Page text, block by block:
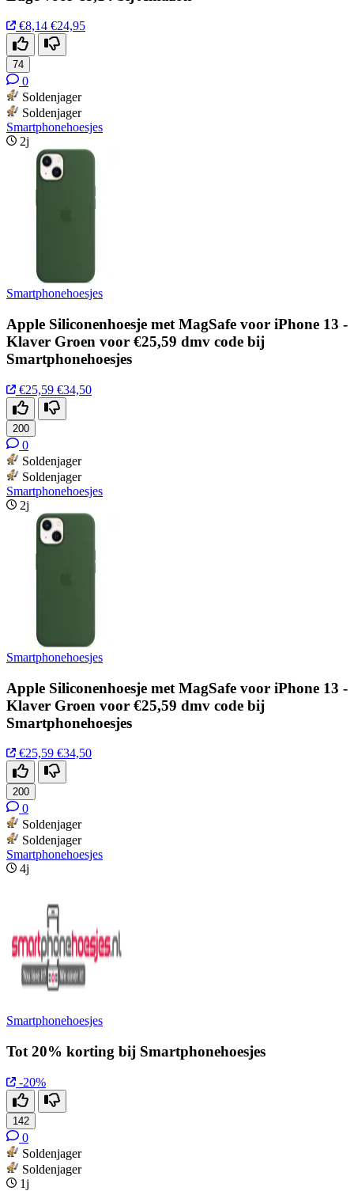
€8,14 €24,95
74
0
Soldenjager
Soldenjager
Smartphonehoesjes
2j
Smartphonehoesjes
Apple Siliconenhoesje met MagSafe voor iPhone 13 -
Klaver Groen voor €25,59 dmv code bij
Smartphonehoesjes
€25,59 €34,50
200
0
Soldenjager
Soldenjager
Smartphonehoesjes
2j
Smartphonehoesjes
Apple Siliconenhoesje met MagSafe voor iPhone 13 -
Klaver Groen voor €25,59 dmv code bij
Smartphonehoesjes
€25,59 €34,50
200
0
Soldenjager
Soldenjager
Smartphonehoesjes
4j
Smartphonehoesjes
Tot 20% korting bij Smartphonehoesjes
-20%
142
0
Soldenjager
Soldenjager
1j